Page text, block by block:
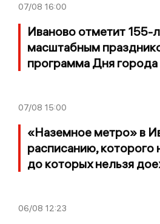
07/08 16:00
Иваново отметит 155-
масштабным
программа Дня города
07/08 15:00
«Наземное метро» в
расписанию, которого
до которых нельзя
06/08 12:23